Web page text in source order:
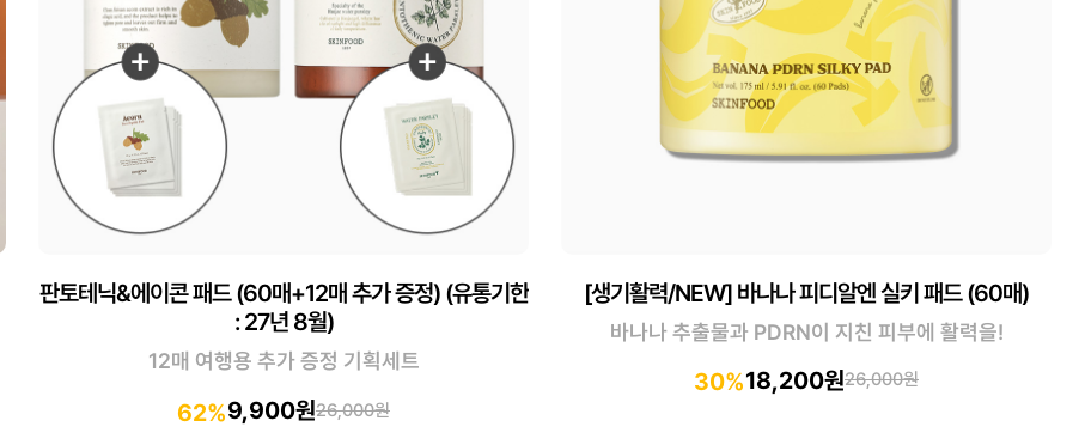
판토테닉&에이콘 패드 (60매+12매 추가 증정) (유통기한
: 27년 8월)
12매 여행용 추가 증정 기획세트
62%9,900원26,000원
[생기활력/NEW] 바나나 피디알엔 실키 패드 (60매)
바나나 추출물과 PDRN이 지친 피부에 활력을!
30%18,200원26,000원